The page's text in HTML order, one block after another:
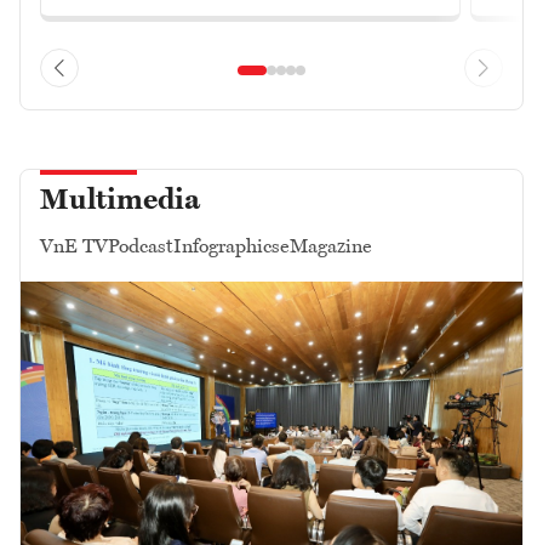
Multimedia
VnE TVPodcastInfographicseMagazine